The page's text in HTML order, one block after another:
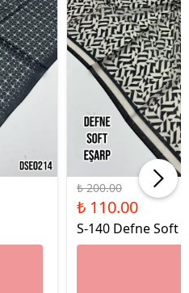
%45 İndirim
₺ 200.00
₺ 110.00
S-140 Defne Soft